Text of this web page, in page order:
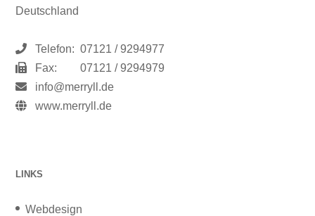
Deutschland
Telefon: 07121 / 9294977
Fax:
07121 / 9294979
info@merryll.de
www.merryll.de
LINKS
Webdesign